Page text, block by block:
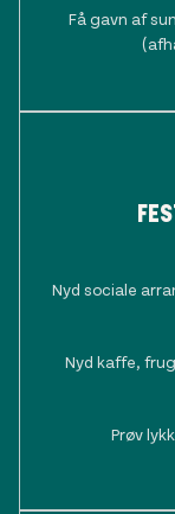
Få gavn af
Nyd sociale
Nyd kaffe,
Prøv